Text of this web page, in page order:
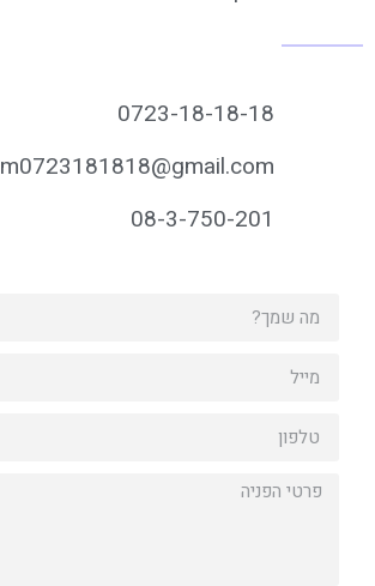
0723-18-18-18
m0723181818@gmail.com
08-3-750-201